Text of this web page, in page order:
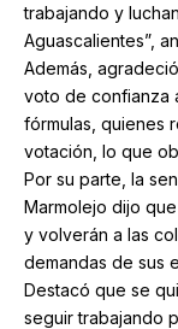
trabajando y
Aguascalientes”,
Además,
voto de confianza
fórmulas, quienes
votación, lo que
Por su parte, la
Marmolejo dijo
y volverán a las
demandas de sus
Destacó que se
seguir trabajando